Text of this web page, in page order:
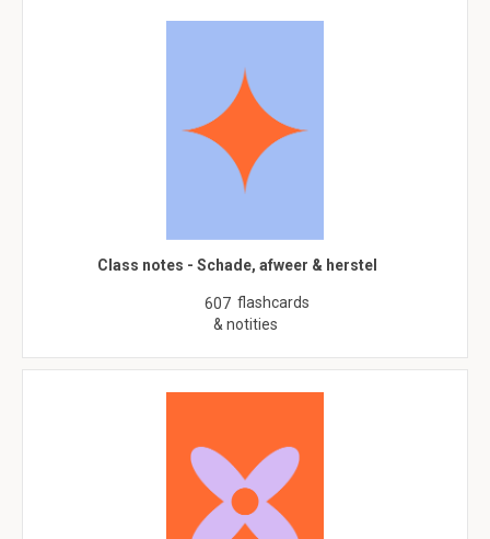
Class notes - Schade, afweer & herstel
607 flashcards
& notities